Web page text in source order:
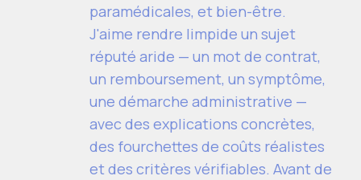
paramédicales, et bien-être.
J'aime rendre limpide un sujet
réputé aride — un mot de contrat,
un remboursement, un symptôme,
une démarche administrative —
avec des explications concrètes,
des fourchettes de coûts réalistes
et des critères vérifiables. Avant de